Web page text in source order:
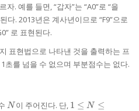
. 예를 들면, “갑자”는 “A0”로 “을
다. 2013년은 계사년이므로 “F9”으로
로 표현된다.
표현법으로 나타낸 것을 출력하는 프
초를 넘을 수 없으며 부분점수는 없다.
N
N 이 주어진다. 단, 1 \le N
1 ≤ N ≤